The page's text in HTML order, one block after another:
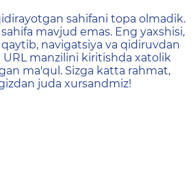
не
sahifani topa olmadik.
mavjud emas. Eng yaxshisi,
navigatsiya va qidiruvdan
URL manzilini kiritishda xatolik
ma'qul. Sizga katta rahmat,
juda xursandmiz!